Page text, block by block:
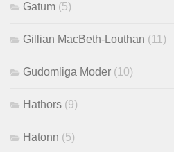
Gatum (5)
Gillian MacBeth-Louthan (11)
Gudomliga Moder (10)
Hathors (9)
Hatonn (5)